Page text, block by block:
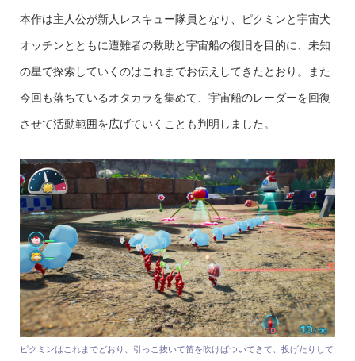
本作は主人公が新人レスキュー隊員となり、ピクミンと宇宙犬
オッチンとともに遭難者の救助と宇宙船の復旧を目的に、未知
の星で探索していくのはこれまでお伝えしてきたとおり。また
今回も落ちているオタカラを集めて、宇宙船のレーダーを回復
させて活動範囲を広げていくことも判明しました。
ピクミンはこれまでどおり、引っこ抜いて笛を吹けばついてきて、投げたりして